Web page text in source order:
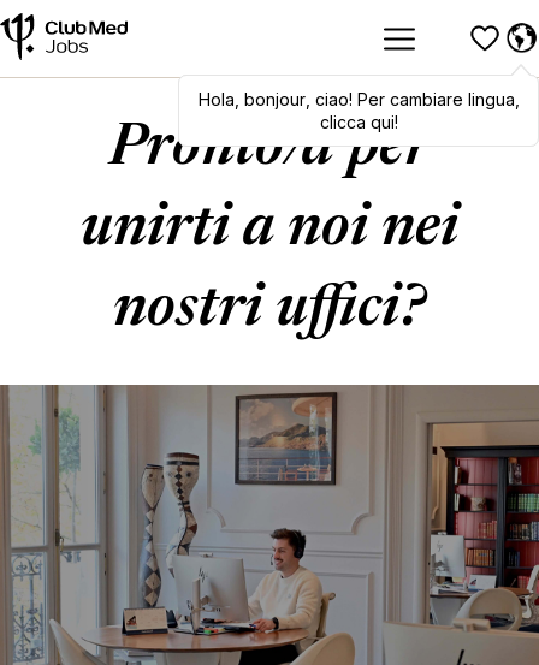
Hola,bonjour,ciao! To switch
languages, click here!
Hola bonjour, ciao! Per cambiare lingua,
clicca qui!
Pronto/a per
unirti a noi nei
nostri uffici?